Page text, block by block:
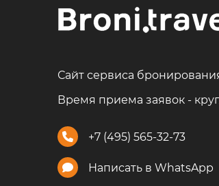
Сайт сервиса
Время приема заявок -
+7 (495) 565-32-73
Написать в WhatsApp